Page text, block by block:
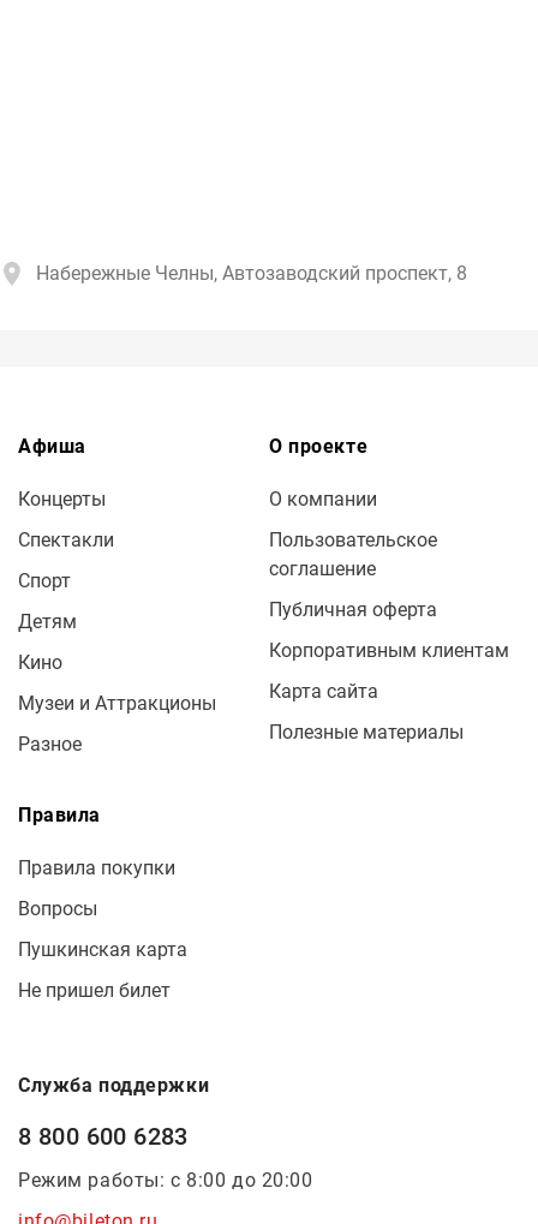
Набережные Челны, Автозаводский проспект, 8
Афиша
Концерты
Спектакли
Спорт
Детям
Кино
Музеи и Аттракционы
Разное
О проекте
О компании
Пользовательское
соглашение
Публичная оферта
Корпоративным клиентам
Карта сайта
Полезные материалы
Правила
Правила покупки
Вопросы
Пушкинская карта
Не пришел билет
Служба поддержки
8 800 600 6283
Режим работы: с 8:00 до 20:00